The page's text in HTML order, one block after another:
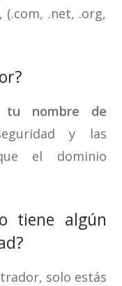
(.com, .net, .org,
tu nombre de
y las
el dominio
tiene algún
solo estás